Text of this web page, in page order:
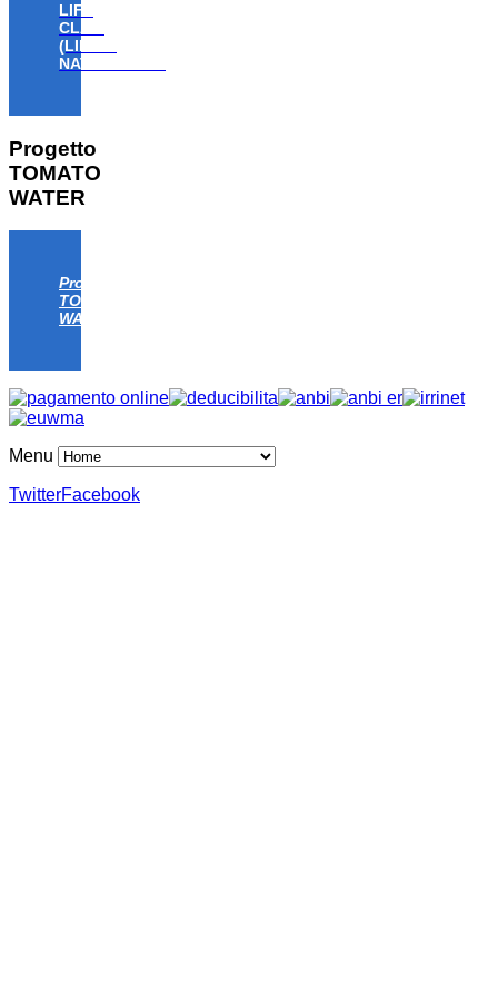
LIFE
CLAW
(LIFE18
NAT/IT/000806)
Progetto
TOMATO
WATER
Progetto
TOMATO
WATER
Menu
TwitterFacebook